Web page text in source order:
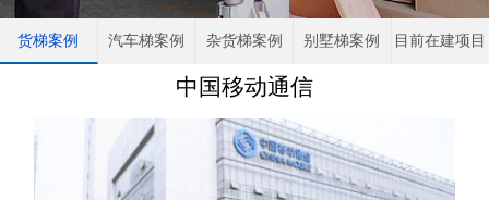
货梯案例 汽车梯案例 杂货梯案例 别墅梯案例 目前在建项目
中国移动通信